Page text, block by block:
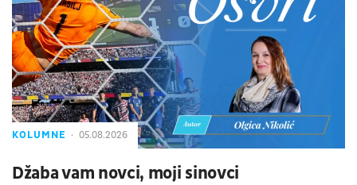
KOLUMNE 05.08.2026
Džaba vam novci, moji sinovci